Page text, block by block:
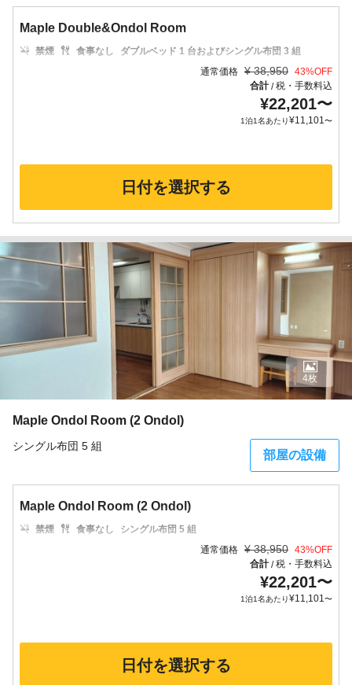
Maple Double&Ondol Room
禁煙 食事なし
ダブルベッド 1 台およびシングル布団 3 組
通常価格 ¥ 38,950 43%OFF
合計/税・手数料込
¥22,201〜
1泊1名あたり¥11,101〜
日付を選択する
Maple Ondol Room (2 Ondol)
シングル布団 5 組
部屋の設備
4枚
Maple Ondol Room (2 Ondol)
禁煙 食事なし
シングル布団 5 組
通常価格 ¥ 38,950 43%OFF
合計/税・手数料込
¥22,201〜
1泊1名あたり¥11,101〜
日付を選択する